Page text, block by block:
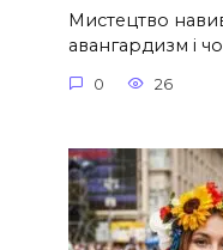
Мистецтво
авангардизм і
0 26